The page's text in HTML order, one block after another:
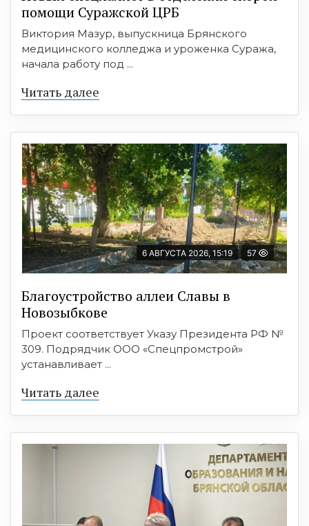
помощи Суражской ЦРБ
Виктория Мазур, выпускница Брянского
медицинского колледжа и уроженка Суража,
начала работу под ...
Читать далее
6 АВГУСТА 2026, 15:19 57
Благоустройство аллеи Славы в
Новозыбкове
Проект соответствует Указу Президента РФ №
309. Подрядчик ООО «Спецпромстрой»
устанавливает ...
Читать далее